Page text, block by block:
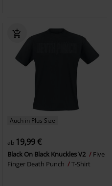
Auch in Plus Size
ab 19,99 €
Black On Black Knuckles V2
Five
Finger Death Punch
T-Shirt